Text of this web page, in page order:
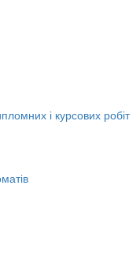
і курсових робіт